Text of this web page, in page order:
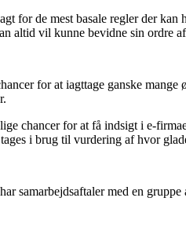
for de mest basale regler der
altid vil kunne bevidne sin
for at iagttage ganske
chancer for at få indsigt i e-
i brug til vurdering af hvor
samarbejdsaftaler med en